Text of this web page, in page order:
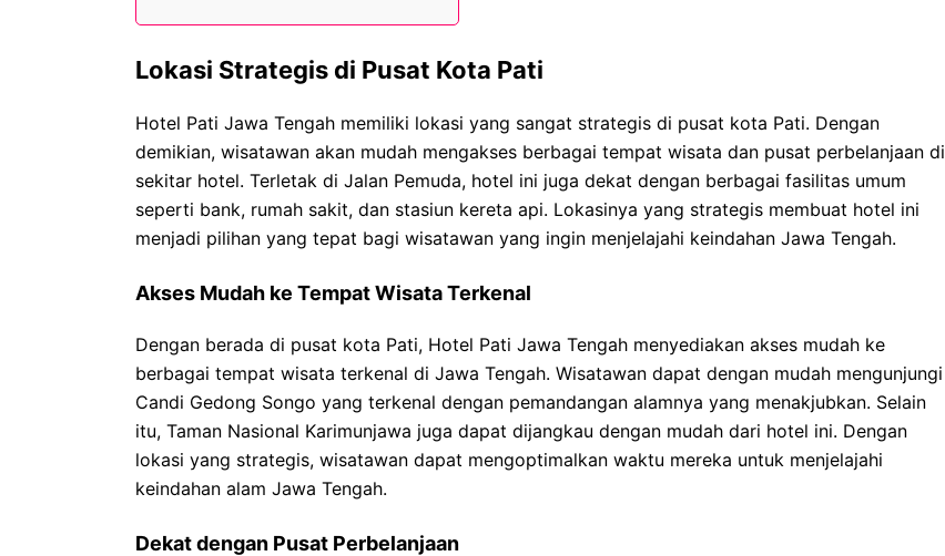
Lokasi Strategis di Pusat Kota Pati
Hotel Pati Jawa Tengah memiliki lokasi yang sangat strategis di pusat kota Pati. Dengan
demikian, wisatawan akan mudah mengakses berbagai tempat wisata dan pusat perbelanjaan di
sekitar hotel. Terletak di Jalan Pemuda, hotel ini juga dekat dengan berbagai fasilitas umum
seperti bank, rumah sakit, dan stasiun kereta api. Lokasinya yang strategis membuat hotel ini
menjadi pilihan yang tepat bagi wisatawan yang ingin menjelajahi keindahan Jawa Tengah.
Akses Mudah ke Tempat Wisata Terkenal
Dengan berada di pusat kota Pati, Hotel Pati Jawa Tengah menyediakan akses mudah ke
berbagai tempat wisata terkenal di Jawa Tengah. Wisatawan dapat dengan mudah mengunjungi
Candi Gedong Songo yang terkenal dengan pemandangan alamnya yang menakjubkan. Selain
itu, Taman Nasional Karimunjawa juga dapat dijangkau dengan mudah dari hotel ini. Dengan
lokasi yang strategis, wisatawan dapat mengoptimalkan waktu mereka untuk menjelajahi
keindahan alam Jawa Tengah.
Dekat dengan Pusat Perbelanjaan